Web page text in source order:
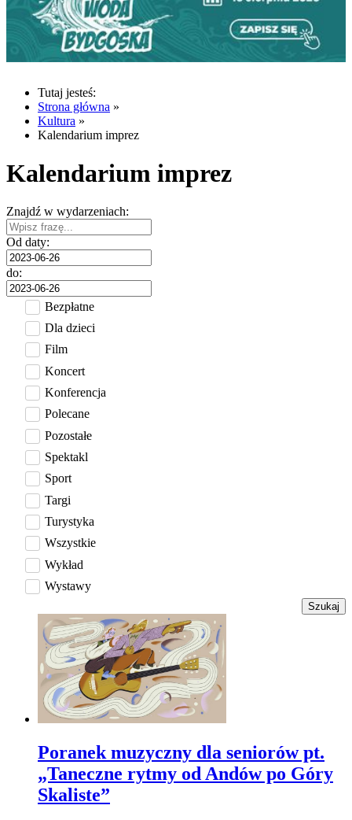
Tutaj jesteś:
Strona główna »
Kultura »
Kalendarium imprez
Kalendarium imprez
Znajdź w wydarzeniach:
Od daty:
do:
Bezpłatne
Dla dzieci
Film
Koncert
Konferencja
Polecane
Pozostałe
Spektakl
Sport
Targi
Turystyka
Wszystkie
Wykład
Wystawy
Szukaj
Poranek muzyczny dla seniorów pt.
„Taneczne rytmy od Andów po Góry
Skaliste”